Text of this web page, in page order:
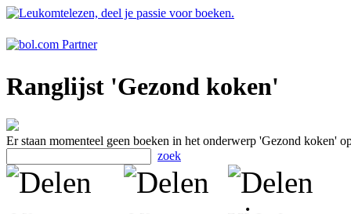
Ranglijst 'Gezond koken'
Er staan momenteel geen boeken in het onderwerp 'Gezond koken'
zoek